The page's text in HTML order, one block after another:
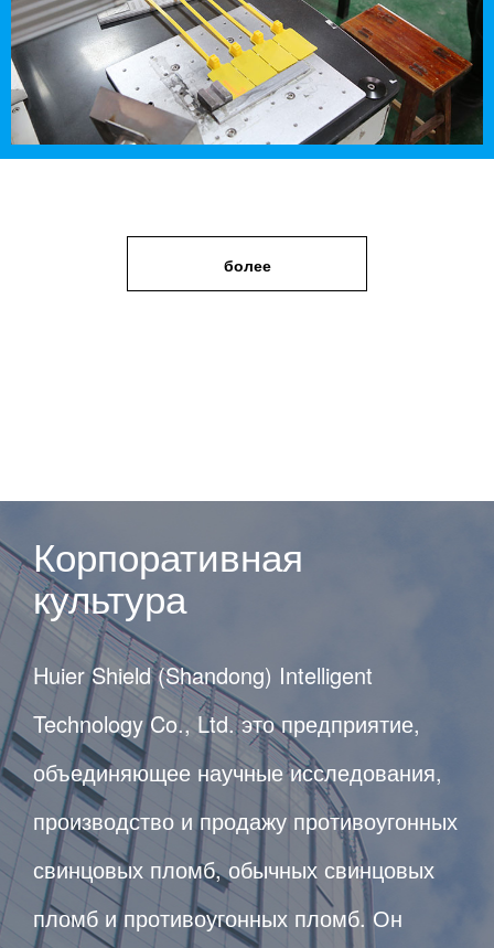
более
Корпоративная
культура
Huier Shield (Shandong) Intelligent
Technology Co., Ltd. это предприятие,
объединяющее научные исследования,
производство и продажу противоугонных
свинцовых пломб, обычных свинцовых
пломб и противоугонных пломб. Он